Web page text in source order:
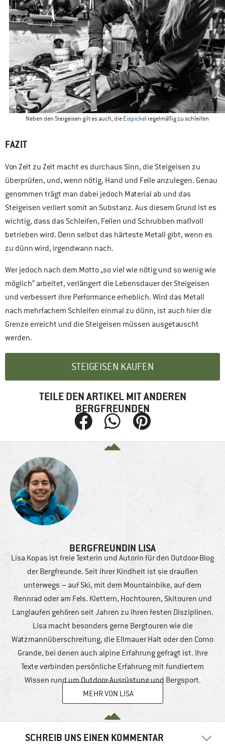
Neben den Steigeisen gilt es auch, dieEispickel regelmäßig zu schleifen
FAZIT
Von Zeit zu Zeit macht es durchaus Sinn, die Steigeisen zu
überprüfen, und, wenn nötig, Hand und Feile anzulegen. Genau
genommen trägt man dabei jedoch Material ab und das
Steigeisen verliert somit an Substanz. Aus diesem Grund ist es
wichtig, dass das Schleifen, Feilen und Schrubben maßvoll
betrieben wird. Denn selbst das härteste Metall gibt, wenn es
zu dünn wird, irgendwann nach.
Wer jedoch nach dem Motto „so viel wie nötig und so wenig wie
möglich“ arbeitet, verlängert die Lebensdauer der Steigeisen
und verbessert ihre Performance erheblich. Wird das Metall
nach mehrfachem Schleifen einmal zu dünn, ist auch hier die
Grenze erreicht und die Steigeisen müssen ausgetauscht
werden.
STEIGEISEN KAUFEN
TEILE DEN ARTIKEL MIT ANDEREN
BERGFREUNDEN
BERGFREUNDIN LISA
Lisa Kopas ist freie Texterin und Autorin für den Outdoor-Blog
der Bergfreunde. Seit ihrer Kindheit ist sie draußen
unterwegs – auf Ski, mit dem Mountainbike, auf dem
Rennrad oder am Fels. Klettern, Hochtouren, Skitouren und
Langlaufen gehören seit Jahren zu ihren festen Disziplinen.
Lisa macht besonders gerne Bergtouren wie die
Watzmannüberschreitung, die Ellmauer Halt oder den Corno
Grande, bei denen auch alpine Erfahrung gefragt ist. Ihre
Texte verbinden persönliche Erfahrung mit fundiertem
Wissen rund um Outdoor-Ausrüstung und Bergsport.
MEHR VON LISA
SCHREIB UNS EINEN KOMMENTAR